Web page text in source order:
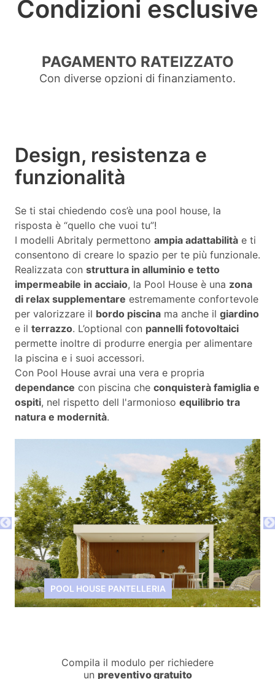
Condizioni esclusive
PAGAMENTO RATEIZZATO
Con diverse opzioni di finanziamento.
Design, resistenza e
funzionalità
Se ti stai chiedendo cos’è una pool house, la
risposta è “quello che vuoi tu”!
I modelli Abritaly permettono ampia adattabilità e ti
consentono di creare lo spazio per te più funzionale.
Realizzata con struttura in alluminio e tetto
impermeabile in acciaio, la Pool House è una zona
di relax supplementare estremamente confortevole
per valorizzare il bordo piscina ma anche il giardino
e il terrazzo. L’optional con pannelli fotovoltaici
permette inoltre di produrre energia per alimentare
la piscina e i suoi accessori.
Con Pool House avrai una vera e propria
dependance con piscina che conquisterà famiglia e
ospiti, nel rispetto dell l'armonioso equilibrio tra
natura e modernità.
POOL HOUSE PANTELLERIA
Compila il modulo per richiedere
un preventivo gratuito